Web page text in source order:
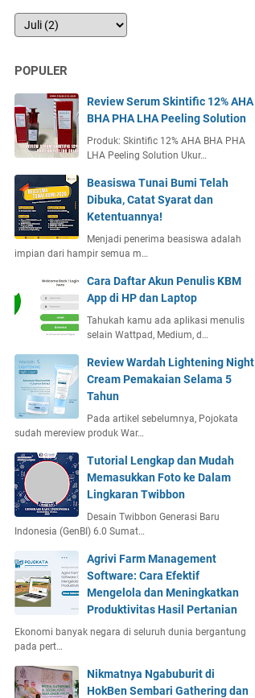
POPULER
Review Serum Skintific 12% AHA
BHA PHA LHA Peeling Solution
Produk: Skintific 12% AHA BHA PHA
LHA Peeling Solution Ukur…
Beasiswa Tunai Bumi Telah
Dibuka, Catat Syarat dan
Ketentuannya!
Menjadi penerima beasiswa adalah
impian dari hampir semua m…
Cara Daftar Akun Penulis KBM
App di HP dan Laptop
Tahukah kamu ada aplikasi menulis
selain Wattpad, Medium, d…
Review Wardah Lightening Night
Cream Pemakaian Selama 5
Tahun
Pada artikel sebelumnya, Pojokata
sudah mereview produk War…
Tutorial Lengkap dan Mudah
Memasukkan Foto ke Dalam
Lingkaran Twibbon
Desain Twibbon Generasi Baru
Indonesia (GenBI) 6.0 Sumat…
Agrivi Farm Management
Software: Cara Efektif
Mengelola dan Meningkatkan
Produktivitas Hasil Pertanian
Ekonomi banyak negara di seluruh dunia bergantung
pada pert…
Nikmatnya Ngabuburit di
HokBen Sembari Gathering dan